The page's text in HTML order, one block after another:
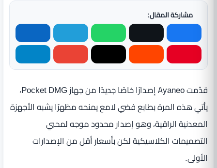
مشاركة المقال:
قدّمت Ayaneo إصدارًا خاصًا جديدًا من جهاز Pocket DMG،
يأتي هذه المرة بطابع فضي لامع يمنحه مظهرًا يشبه الأجهزة
المعدنية الراقية، وهو إصدار محدود موجه لمحبي
التصميمات الكلاسيكية لكن بأسعار أقل من الإصدارات
الأولى.